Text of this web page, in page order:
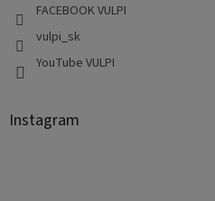
FACEBOOK VULPI
vulpi_sk
YouTube VULPI
Instagram